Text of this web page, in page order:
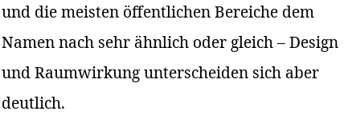
und die meisten öffentlichen Bereiche dem
Namen nach sehr ähnlich oder gleich – Design
und Raumwirkung unterscheiden sich aber
deutlich.